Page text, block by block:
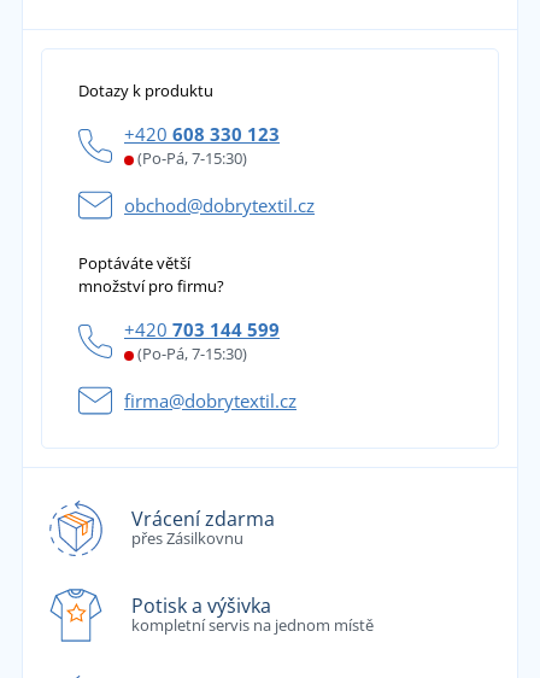
Dotazy k produktu
+420 608 330 123
(Po-Pá, 7-15:30)
obchod@dobrytextil.cz
Poptáváte větší
množství pro firmu?
+420 703 144 599
(Po-Pá, 7-15:30)
firma@dobrytextil.cz
Vrácení zdarma
přes Zásilkovnu
Potisk a výšivka
kompletní servis na jednom místě